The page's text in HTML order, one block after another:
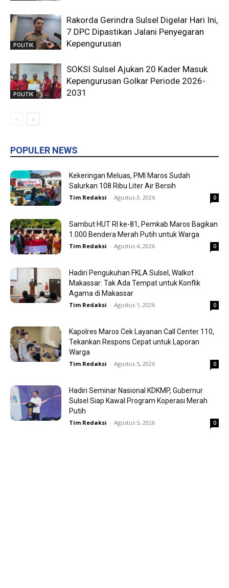
POLITIK
Rakorda Gerindra Sulsel Digelar Hari Ini,
7 DPC Dipastikan Jalani Penyegaran
Kepengurusan
POLITIK
SOKSI Sulsel Ajukan 20 Kader Masuk
Kepengurusan Golkar Periode 2026-
2031
POPULER NEWS
Kekeringan Meluas, PMI Maros Sudah
Salurkan 108 Ribu Liter Air Bersih
Tim Redaksi - Agustus 3, 2026 0
Sambut HUT RI ke-81, Pemkab Maros Bagikan
1.000 Bendera Merah Putih untuk Warga
Tim Redaksi - Agustus 4, 2026 0
Hadiri Pengukuhan FKLA Sulsel, Walkot
Makassar: Tak Ada Tempat untuk Konflik
Agama di Makassar
Tim Redaksi - Agustus 1, 2026 0
Kapolres Maros Cek Layanan Call Center 110,
Tekankan Respons Cepat untuk Laporan
Warga
Tim Redaksi - Agustus 5, 2026 0
Hadiri Seminar Nasional KDKMP, Gubernur
Sulsel Siap Kawal Program Koperasi Merah
Putih
Tim Redaksi - Agustus 5, 2026 0